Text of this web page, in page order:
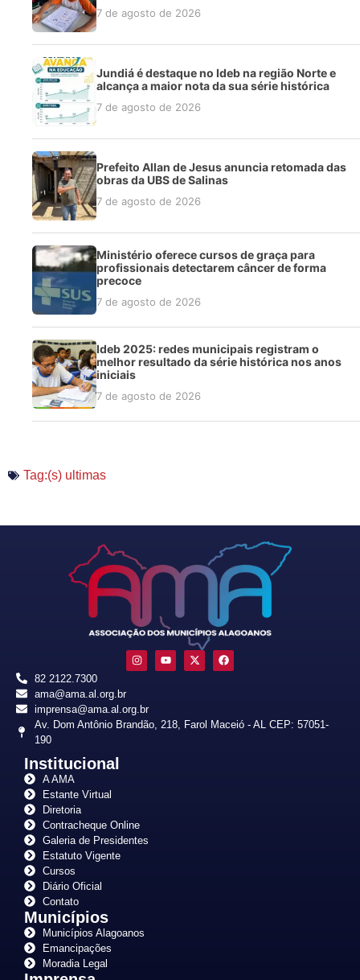
7 de agosto de 2026
Jundiá é destaque no Ideb na região Norte e
alcança a maior nota da sua série histórica
7 de agosto de 2026
Prefeito Allan de Jesus anuncia retomada das
obras da UBS de Salinas
7 de agosto de 2026
Ministério oferece cursos de graça para
profissionais detectarem câncer de forma
precoce
7 de agosto de 2026
Ideb 2025: redes municipais registram o
melhor resultado da série histórica nos anos
iniciais
7 de agosto de 2026
Tag:(s) ultimas
82 2122.7300
ama@ama.al.org.br
imprensa@ama.al.org.br
Av. Dom Antônio Brandão, 218, Farol Maceió - AL CEP: 57051-
190
Institucional
A AMA
Estante Virtual
Diretoria
Contracheque Online
Galeria de Presidentes
Estatuto Vigente
Cursos
Diário Oficial
Contato
Municípios
Municípios Alagoanos
Emancipações
Moradia Legal